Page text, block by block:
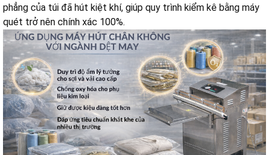
phẳng của túi đã hút kiệt khí, giúp quy trình kiểm kê bằng máy
quét trở nên chính xác 100%.